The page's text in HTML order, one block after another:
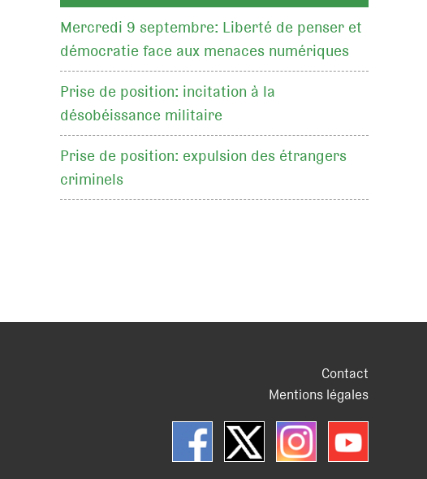
Mercredi 9 septembre: Liberté de penser et
démocratie face aux menaces numériques
Prise de position: incitation à la
désobéissance militaire
Prise de position: expulsion des étrangers
criminels
Contact
Mentions légales